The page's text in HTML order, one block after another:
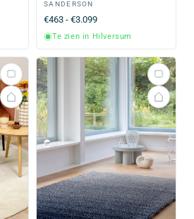
Verkoper:
SANDERSON
Normale
prijs
€463 - €3.099
Te zien in Hilversum